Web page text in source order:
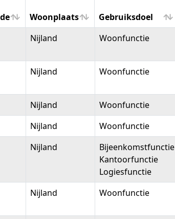
Woonplaats Gebruiksdoel
Woonplaats Gebruiksdoel
Nijland Woonfunctie
Nijland Woonfunctie
Nijland Woonfunctie
Nijland Woonfunctie
Nijland
Bijeenkomstfunctie
Kantoorfunctie
Logiesfunctie
Nijland Woonfunctie